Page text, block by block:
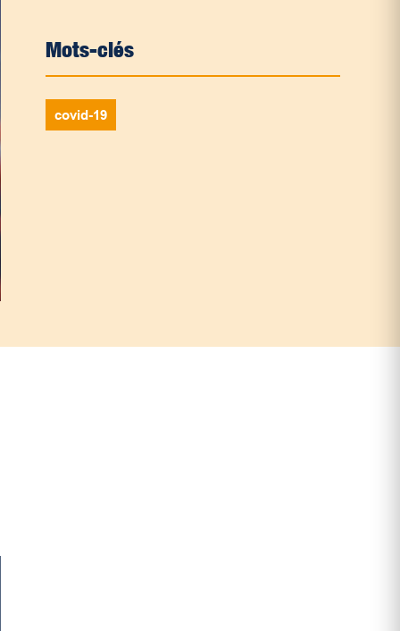
Mots-clés
covid-19